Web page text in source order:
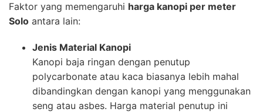
Faktor yang memengaruhi harga kanopi per meter
Solo antara lain:
Jenis Material Kanopi
Kanopi baja ringan dengan penutup
polycarbonate atau kaca biasanya lebih mahal
dibandingkan dengan kanopi yang menggunakan
seng atau asbes. Harga material penutup ini